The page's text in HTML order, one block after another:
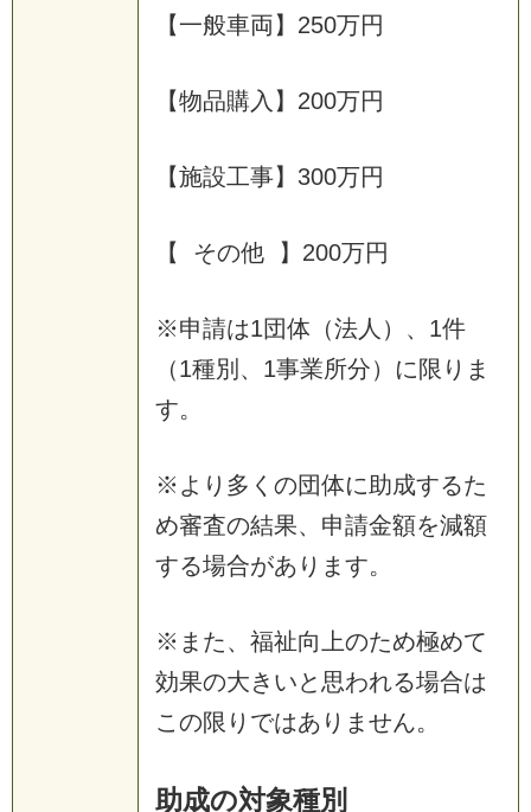
【一般車両】250万円
【物品購入】200万円
【施設工事】300万円
【 その他 】200万円
※申請は1団体（法人）、1件
（1種別、1事業所分）に限りま
す。
※より多くの団体に助成するた
め審査の結果、申請金額を減額
する場合があります。
※また、福祉向上のため極めて
効果の大きいと思われる場合は
この限りではありません。
助成の対象種別